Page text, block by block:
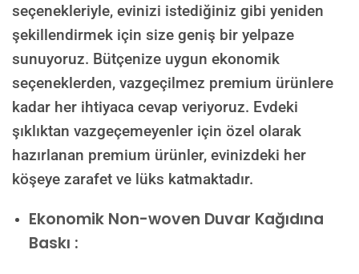
seçenekleriyle, evinizi istediğiniz gibi yeniden
şekillendirmek için size geniş bir yelpaze
sunuyoruz. Bütçenize uygun ekonomik
seçeneklerden, vazgeçilmez premium ürünlere
kadar her ihtiyaca cevap veriyoruz. Evdeki
şıklıktan vazgeçemeyenler için özel olarak
hazırlanan premium ürünler, evinizdeki her
köşeye zarafet ve lüks katmaktadır.
Ekonomik Non-woven Duvar Kağıdına
Baskı :